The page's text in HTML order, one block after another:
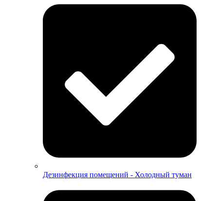
Дезинфекция помещений - Холодный туман